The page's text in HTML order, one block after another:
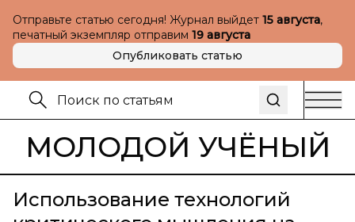
Отправьте статью сегодня! Журнал выйдет 15 августа,
печатный экземпляр отправим 19 августа
Опубликовать статью
МОЛОДОЙ УЧЁНЫЙ
Использование технологий